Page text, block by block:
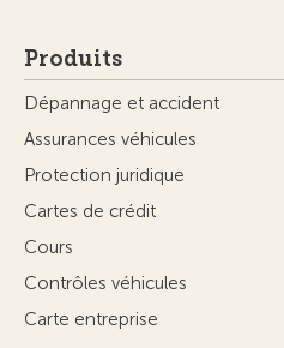
Produits
Dépannage et accident
Assurances véhicules
Protection juridique
Cartes de crédit
Cours
Contrôles véhicules
Carte entreprise